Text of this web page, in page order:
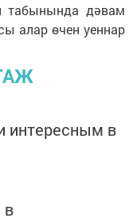
табынында дәвам
алар өчен уеннар
интересным в
в